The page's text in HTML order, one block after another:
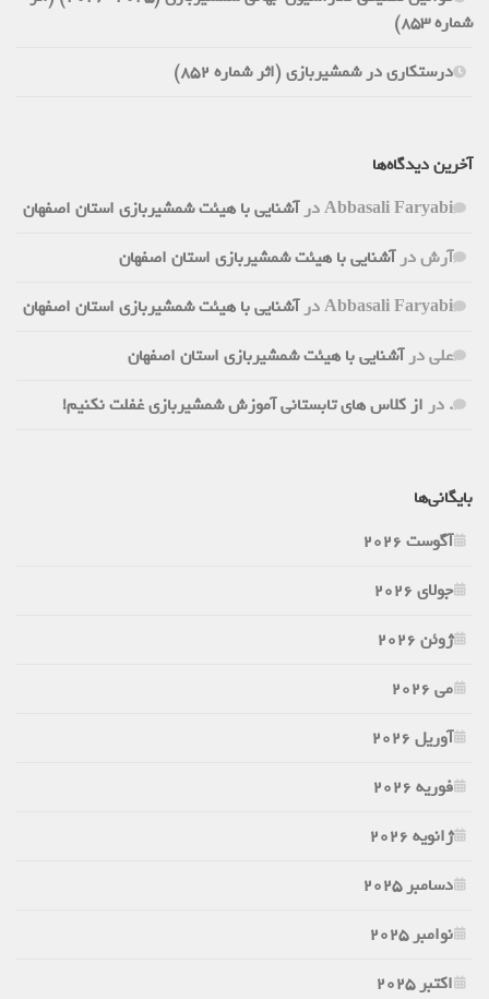
شماره 853)
درستکاری در شمشیربازی (اثر شماره 852)
آخرین دیدگاه‌ها
Abbasali Faryabiدرآشنایی با هیئت شمشیربازی استان اصفهان
آرشدرآشنایی با هیئت شمشیربازی استان اصفهان
Abbasali Faryabiدرآشنایی با هیئت شمشیربازی استان اصفهان
علیدرآشنایی با هیئت شمشیربازی استان اصفهان
. در از کلاس های تابستانی آموزش شمشیربازی غفلت نکنیم!
بایگانی‌ها
آگوست 2026
جولای 2026
ژوئن 2026
می 2026
آوریل 2026
فوریه 2026
ژانویه 2026
دسامبر 2025
نوامبر 2025
اکتبر 2025